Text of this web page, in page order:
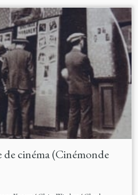
de cinéma (Cinémonde